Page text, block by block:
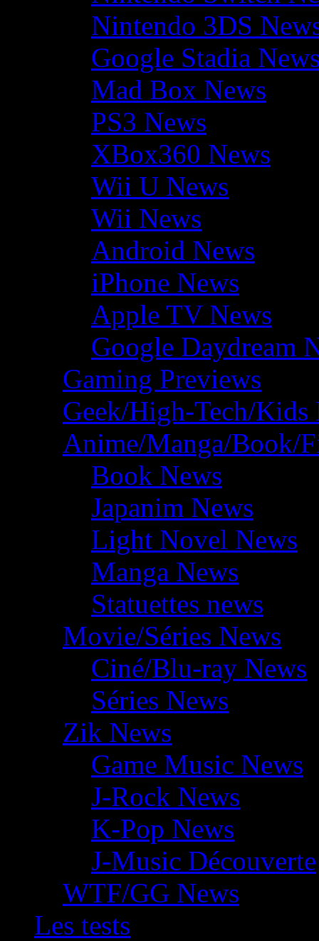
Nintendo 3DS
Google Stadia
Mad Box News
PS3 News
XBox360 News
Wii U News
Wii News
Android News
iPhone News
Apple TV News
Google Daydream
Gaming Previews
Geek/High-Tech/Kids
Anime/Manga/Book/
Book News
Japanim News
Light Novel News
Manga News
Statuettes news
Movie/Séries News
Ciné/Blu-ray News
Séries News
Zik News
Game Music News
J-Rock News
K-Pop News
J-Music Découverte
WTF/GG News
Les tests